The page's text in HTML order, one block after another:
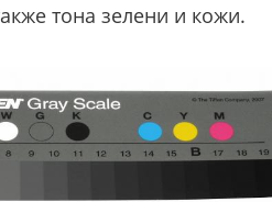
тона зелени и кожи.